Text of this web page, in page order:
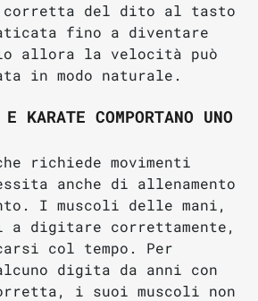
corretta del dito al tasto
fino a diventare
allora la velocità può
in modo naturale.
KARATE COMPORTANO UNO
richiede movimenti
anche di allenamento
I muscoli delle mani,
a digitare correttamente,
col tempo. Per
digita da anni con
i suoi muscoli non